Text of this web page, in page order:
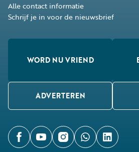
Alle contact informatie
Schrijf je in voor de nieuwsbrief
WORD NU VRIEND
ADVERTEREN